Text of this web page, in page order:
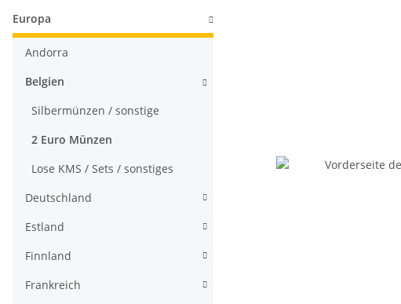
Europa
Andorra
Belgien
Silbermünzen / sonstige
2 Euro Münzen
Lose KMS / Sets / sonstiges
Deutschland
Estland
Finnland
Frankreich